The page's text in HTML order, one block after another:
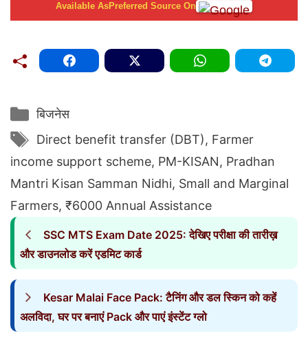
Available AsPreferred Source On
Categories
बिजनेस
Tags
Direct benefit transfer (DBT), Farmer
income support scheme, PM-KISAN, Pradhan
Mantri Kisan Samman Nidhi, Small and Marginal
Farmers, ₹6000 Annual Assistance
SSC MTS Exam Date 2025: देखिए परीक्षा की तारीख़
और डाउनलोड करें एडमिट कार्ड
Kesar Malai Face Pack: टैनिंग और डल स्किन को कहें
अलविदा, घर पर बनाएं Pack और पाएं इंस्टेंट ग्लो